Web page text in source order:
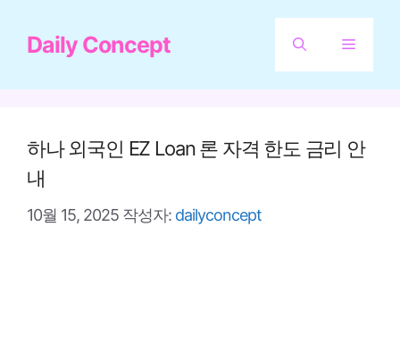
Daily Concept 메
하나 외국인 EZ Loan 론 자격 한도 금리 안
내
10월 15, 2025 작성자: dailyconcept